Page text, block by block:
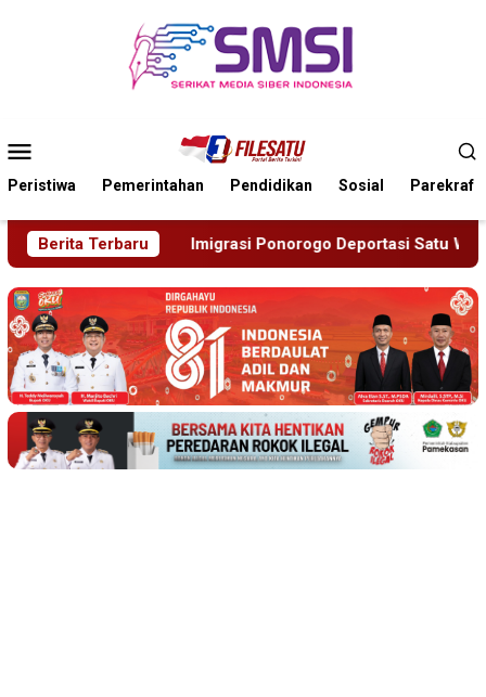
Mobile
Peristiwa Pemerintahan Pendidikan Sosial Parekraf
Berita Terbaru
Deportasi Satu WN Tiongkok Salahgunakan Ijin Tinggal